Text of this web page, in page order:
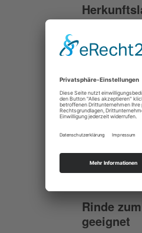
Milchart
Reifezeit
Rohmilch
Fettgehalt
Geschmack
Rinde
geeignet